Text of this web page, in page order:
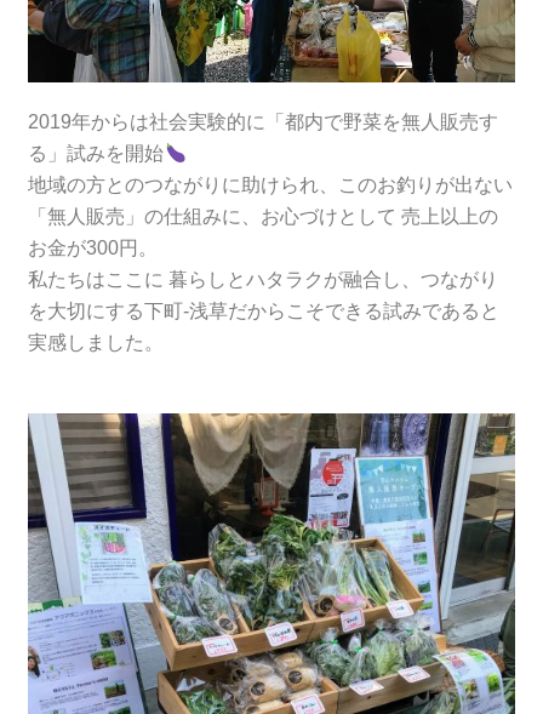
2019年からは社会実験的に「都内で野菜を無人販売す
る」試みを開始
地域の方とのつながりに助けられ、このお釣りが出ない
「無人販売」の仕組みに、お心づけとして 売上以上の
お金が300円。
私たちはここに 暮らしとハタラクが融合し、つながり
を大切にする下町-浅草だからこそできる試みであると
実感しました。